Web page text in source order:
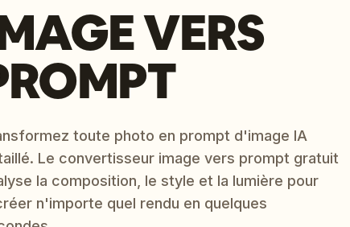
VERS
toute photo en prompt d'image IA
Le convertisseur image vers prompt gratuit
la composition, le style et la lumière pour
n'importe quel rendu en quelques